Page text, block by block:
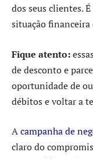
dos seus clientes.
situação
Fique atento:
de desconto e
oportunidade de
débitos e voltar a
Acampanha de
claro do